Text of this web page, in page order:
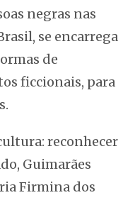
negras nas
se encarrega
de
ficcionais, para
reconhecer
Guimarães
Firmina dos